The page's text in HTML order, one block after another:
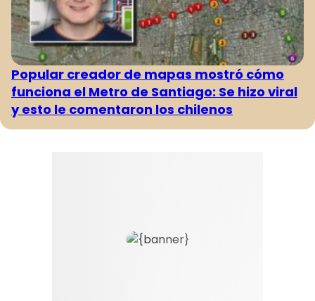
Popular creador de mapas mostró cómo
funciona el Metro de Santiago: Se hizo viral
y esto le comentaron los chilenos